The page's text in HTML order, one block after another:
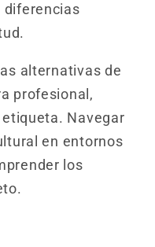
diferencias
alternativas de
profesional,
Navegar
en entornos
los